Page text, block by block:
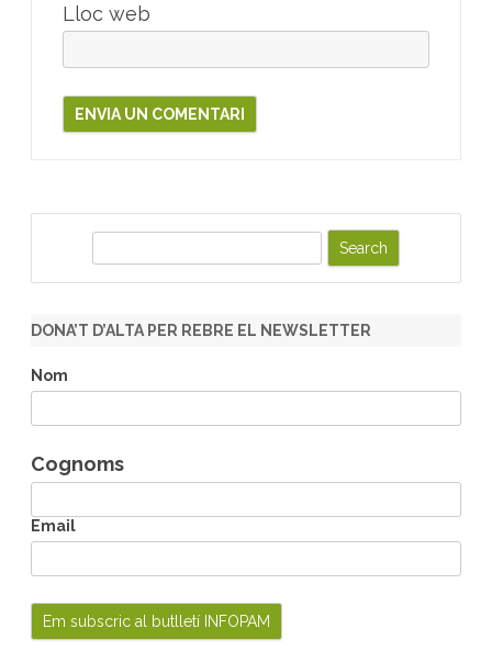
Lloc web
r
h
DONA’T D’ALTA PER REBRE EL NEWSLETTER
Nom
Cognoms
Email